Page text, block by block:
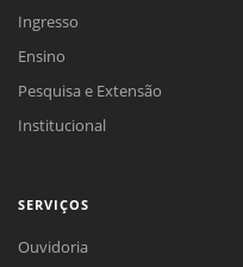
Ingresso
Ensino
Pesquisa e Extensão
Institucional
SERVIÇOS
Ouvidoria